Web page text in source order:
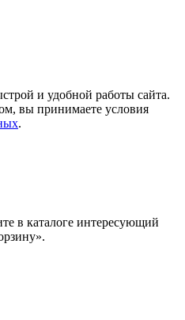
и удобной работы сайта.
вы принимаете условия
.
в каталоге интересующий